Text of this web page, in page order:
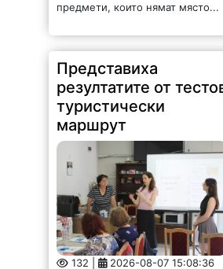
туристически
маршрут
132 | 2026-08-07 15:08:36
Търговско-промишлена палата –
Враца проведе третите срещи на